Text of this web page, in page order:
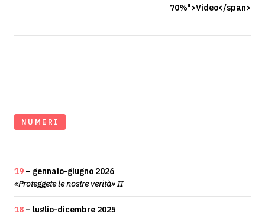
70%">Video</span>
NUMERI
19 – gennaio-giugno 2026
«Proteggete le nostre verità» II
18 – luglio-dicembre 2025